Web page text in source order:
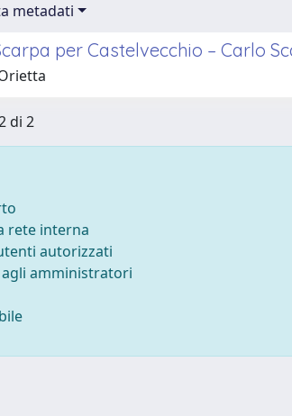
metadati
per Castelvecchio – Carlo
di 2
rete interna
autorizzati
amministratori